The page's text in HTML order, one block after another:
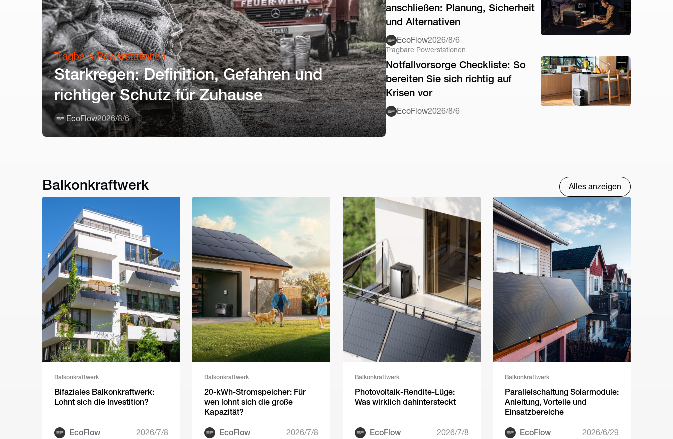
Tragbare Powerstationen
Starkregen: Definition, Gefahren und
richtiger Schutz für Zuhause
EcoFlow2026/8/6
anschließen: Planung, Sicherheit
und Alternativen
EcoFlow2026/8/6
Tragbare Powerstationen
Notfallvorsorge Checkliste: So
bereiten Sie sich richtig auf
Krisen vor
EcoFlow2026/8/6
Balkonkraftwerk Alles anzeigen
Balkonkraftwerk
Bifaziales Balkonkraftwerk:
Lohnt sich die Investition?
EcoFlow 2026/7/8
Balkonkraftwerk
20-kWh-Stromspeicher: Für
wen lohnt sich die große
Kapazität?
EcoFlow 2026/7/8
Balkonkraftwerk
Photovoltaik-Rendite-Lüge:
Was wirklich dahintersteckt
EcoFlow 2026/7/8
Balkonkraftwerk
Parallelschaltung Solarmodule:
Anleitung, Vorteile und
Einsatzbereiche
EcoFlow 2026/6/29